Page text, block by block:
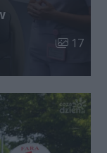
Liczba
17